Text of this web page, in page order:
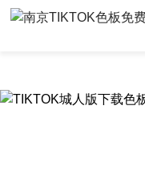
TIKTOK色板免费